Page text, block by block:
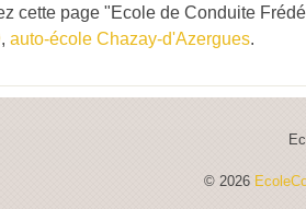
cette page "Ecole de Conduite
, auto-école Chazay-d'Azergues.
© 2026